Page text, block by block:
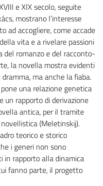
e XIX secolo, seguite
mostrano l’interesse
ad accogliere, come accade
vita e a rivelare passioni
del romanzo e del racconto-
la novella mostra evidenti
ma anche la fiaba.
una relazione genetica
un rapporto di derivazione
antica, per il tramite
(Meletinskij).
teorico e storico
i generi non sono
in rapporto alla dinamica
fanno parte, il progetto